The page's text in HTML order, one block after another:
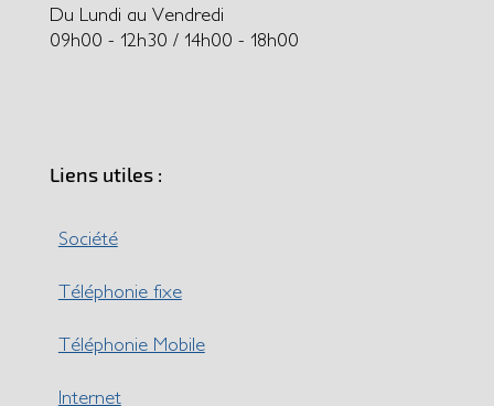
Du Lundi au Vendredi
09h00 - 12h30 / 14h00 - 18h00
Liens utiles :
Société
Téléphonie fixe
Téléphonie Mobile
Internet